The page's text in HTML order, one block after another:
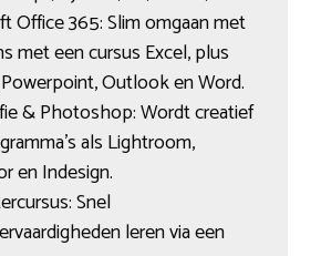
Office 365: Slim omgaan met
met een cursus Excel, plus
Outlook en Word.
& Photoshop: Wordt creatief
als Lightroom,
en Indesign.
Snel
leren via een